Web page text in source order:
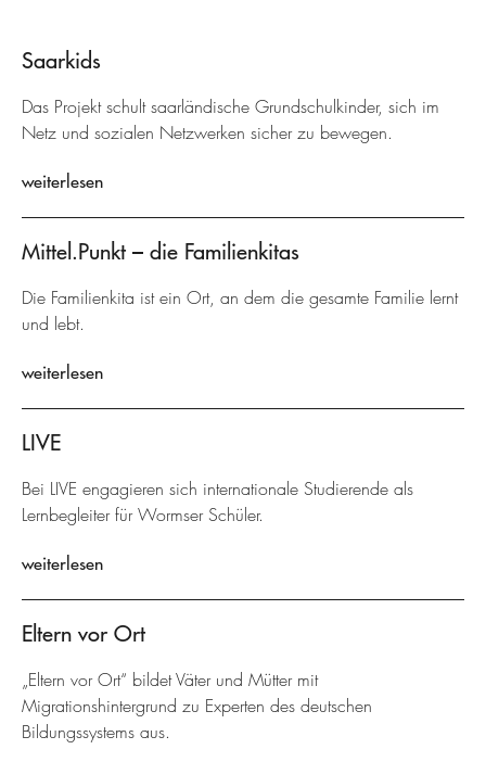
Saarkids
Das Projekt schult saarländische Grundschulkinder, sich im
Netz und sozialen Netzwerken sicher zu bewegen.
weiterlesen
Mittel.Punkt – die Familienkitas
Die Familienkita ist ein Ort, an dem die gesamte Familie lernt
und lebt.
weiterlesen
LIVE
Bei LIVE engagieren sich internationale Studierende als
Lernbegleiter für Wormser Schüler.
weiterlesen
Eltern vor Ort
„Eltern vor Ort“ bildet Väter und Mütter mit
Migrationshintergrund zu Experten des deutschen
Bildungssystems aus.